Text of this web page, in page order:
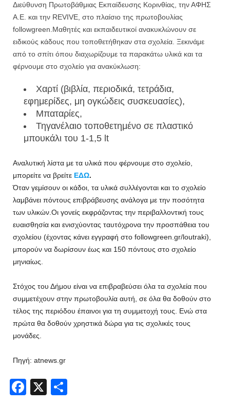
Διεύθυνση Πρωτοβάθμιας Εκπαίδευσης Κορινθίας, την ΑΦΗΣ
Α.Ε. και την REVIVE, στο πλαίσιο της πρωτοβουλίας
followgreen.Μαθητές και εκπαιδευτικοί ανακυκλώνουν σε
ειδικούς κάδους που τοποθετήθηκαν στα σχολεία. Ξεκινάμε
από το σπίτι όπου διαχωρίζουμε τα παρακάτω υλικά και τα
φέρνουμε στο σχολείο για ανακύκλωση:
Χαρτί (βιβλία, περιοδικά, τετράδια,
εφημερίδες, μη ογκώδεις συσκευασίες),
Μπαταρίες,
Τηγανέλαιο τοποθετημένο σε πλαστικό
μπουκάλι του 1-1,5 lt
Αναλυτική λίστα με τα υλικά που φέρνουμε στο σχολείο,
μπορείτε να βρείτε ΕΔΩ.
Όταν γεμίσουν οι κάδοι, τα υλικά συλλέγονται και το σχολείο
λαμβάνει πόντους επιβράβευσης ανάλογα με την ποσότητα
των υλικών.Οι γονείς εκφράζοντας την περιβαλλοντική τους
ευαισθησία και ενισχύοντας ταυτόχρονα την προσπάθεια του
σχολείου (έχοντας κάνει εγγραφή στο followgreen.gr/loutraki),
μπορούν να δωρίσουν έως και 150 πόντους στο σχολείο
μηνιαίως.
Στόχος του Δήμου είναι να επιβραβεύσει όλα τα σχολεία που
συμμετέχουν στην πρωτοβουλία αυτή, σε όλα θα δοθούν στο
τέλος της περιόδου έπαινοι για τη συμμετοχή τους. Ενώ στα
πρώτα θα δοθούν χρηστικά δώρα για τις σχολικές τους
μονάδες.
Πηγή: atnews.gr
Facebook
X